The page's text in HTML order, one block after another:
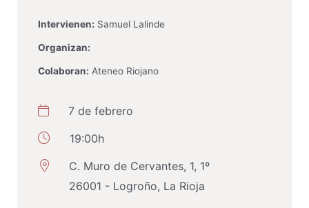
Intervienen: Samuel Lalinde
Organizan:
Colaboran: Ateneo Riojano
7 de febrero
19:00h
C. Muro de Cervantes, 1, 1º
26001 - Logroño, La Rioja